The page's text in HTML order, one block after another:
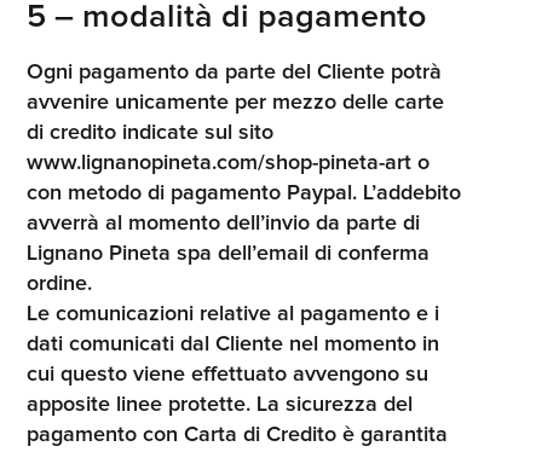
5 – modalità di pagamento
Ogni pagamento da parte del Cliente potrà
avvenire unicamente per mezzo delle carte
di credito indicate sul sito
www.lignanopineta.com/shop-pineta-art o
con metodo di pagamento Paypal. L’addebito
avverrà al momento dell’invio da parte di
Lignano Pineta spa dell’email di conferma
ordine.
Le comunicazioni relative al pagamento e i
dati comunicati dal Cliente nel momento in
cui questo viene effettuato avvengono su
apposite linee protette. La sicurezza del
pagamento con Carta di Credito è garantita